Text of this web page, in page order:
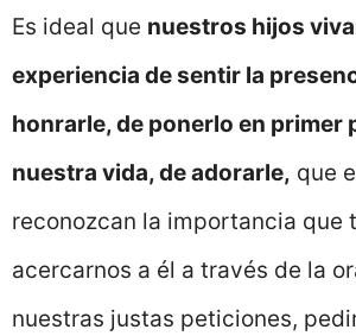
Es ideal que nuestros hijos
experiencia de sentir la
honrarle, de ponerlo en primer
nuestra vida, de adorarle, que
reconozcan la importancia que
acercarnos a él a través de la
nuestras justas peticiones,